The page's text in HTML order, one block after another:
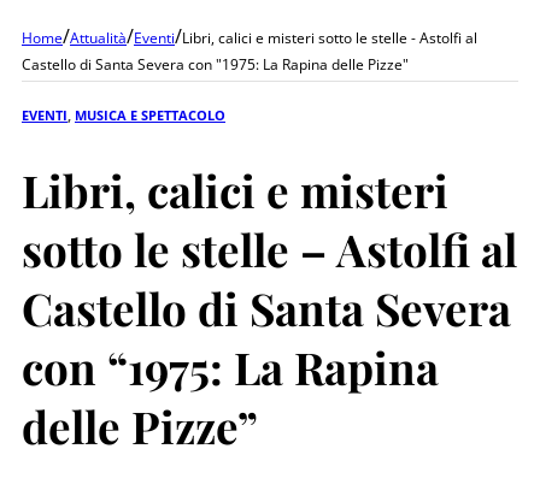
Home/Attualità/Eventi/Libri, calici e misteri sotto le stelle - Astolfi al
Castello di Santa Severa con "1975: La Rapina delle Pizze"
EVENTI MUSICA E SPETTACOLO
Libri, calici e misteri
sotto le stelle – Astolfi al
Castello di Santa Severa
con “1975: La Rapina
delle Pizze”